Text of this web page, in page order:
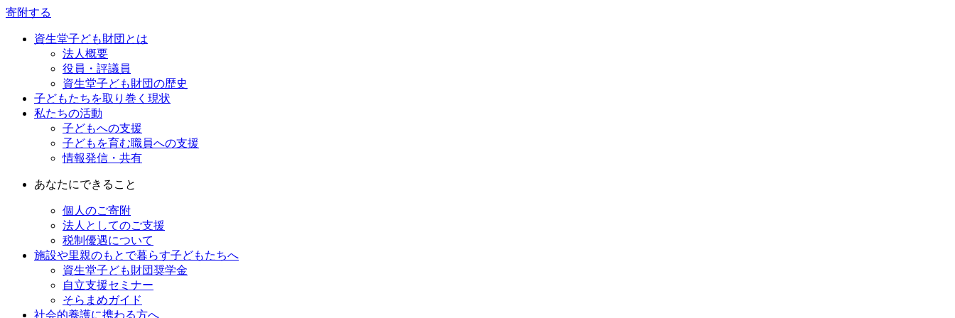
寄附する
資生堂子ども財団とは
法人概要
役員・評議員
資生堂子ども財団の歴史
子どもたちを取り巻く現状
私たちの活動
子どもへの支援
子どもを育む職員への支援
情報発信・共有
あなたにできること
個人のご寄附
法人としてのご支援
税制優遇について
施設や里親のもとで暮らす子どもたちへ
資生堂子ども財団奨学金
自立支援セミナー
そらまめガイド
社会的養護に携わる方へ